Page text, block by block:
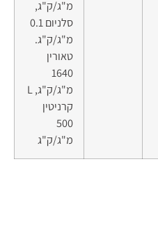
מ"ג/ק"ג,
סלניום 0.1
מ"ג/ק"ג.
טאורין
1640
מ"ג/ק"ג, L
קרניטין
500
מ"ג/ק"ג